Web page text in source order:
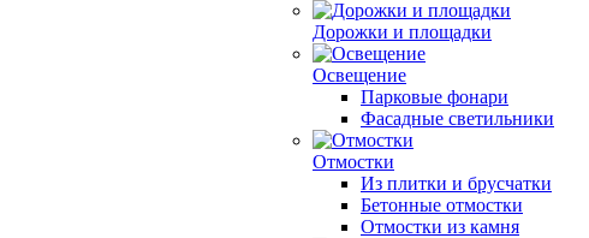
Дорожки и площадки
Освещение
Парковые фонари
Фасадные светильники
Отмостки
Из плитки и брусчатки
Бетонные отмостки
Отмостки из камня